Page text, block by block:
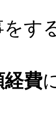
をす
経費